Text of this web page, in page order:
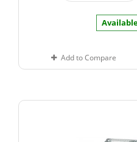
Add to Compare